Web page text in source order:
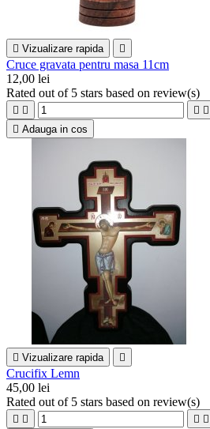
 Vizualizare rapida 
Cruce gravata pentru masa 11cm
12,00 lei
Rated out of 5 stars based on review(s)
   
 Adauga in cos
 Vizualizare rapida 
Crucifix Lemn
45,00 lei
Rated out of 5 stars based on review(s)
   